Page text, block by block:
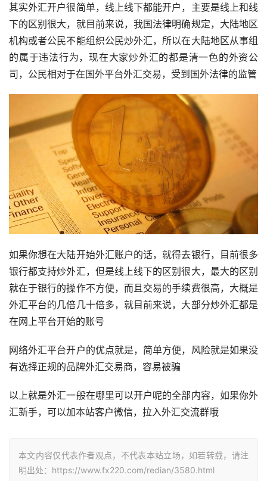
其实外汇开户很简单，线上线下都能开户，主要是线上和线
下的区别很大，就目前来说，我国法律明确规定，大陆地区
机构或者公民不能组织公民炒外汇，所以在大陆地区从事组
的属于违法行为，现在大家炒外汇的都是清一色的外资公
司，公民相对于在国外平台外汇交易，受到国外法律的监管
如果你想在大陆开始外汇账户的话，就得去银行，目前很多
银行都支持炒外汇，但是线上线下的区别很大，最大的区别
就在于银行的操作不方便，而且交易的手续费很高，大概是
外汇平台的几倍几十倍多，就目前来说，大部分炒外汇都是
在网上平台开始的账号
网络外汇平台开户的优点就是，简单方便，风险就是如果没
有选择正规的品牌外汇交易商，容易被骗
以上就是外汇一般在哪里可以开户呢的全部内容，如果你外
汇新手，可以加本站客户微信，拉入外汇交流群哦
本文内容仅代表作者观点，不代表本站立场，如若转载，请注
明出处：https://www.fx220.com/redian/3580.html